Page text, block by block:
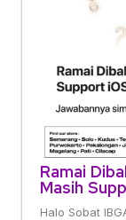
Ramai
Masih
Halo Sobat